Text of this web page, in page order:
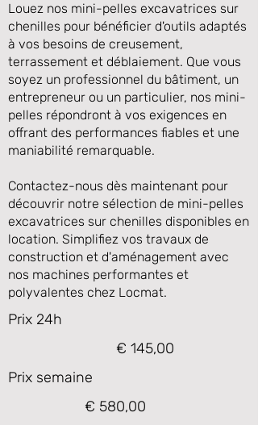
Précédente Suivante
Louez nos mini-pelles excavatrices sur
chenilles pour bénéficier d'outils adaptés
à vos besoins de creusement,
terrassement et déblaiement. Que vous
soyez un professionnel du bâtiment, un
entrepreneur ou un particulier, nos mini-
pelles répondront à vos exigences en
offrant des performances fiables et une
maniabilité remarquable.
Contactez-nous dès maintenant pour
découvrir notre sélection de mini-pelles
excavatrices sur chenilles disponibles en
location. Simplifiez vos travaux de
construction et d'aménagement avec
nos machines performantes et
polyvalentes chez Locmat.
Prix 24h
€ 145,00
Prix semaine
€ 580,00